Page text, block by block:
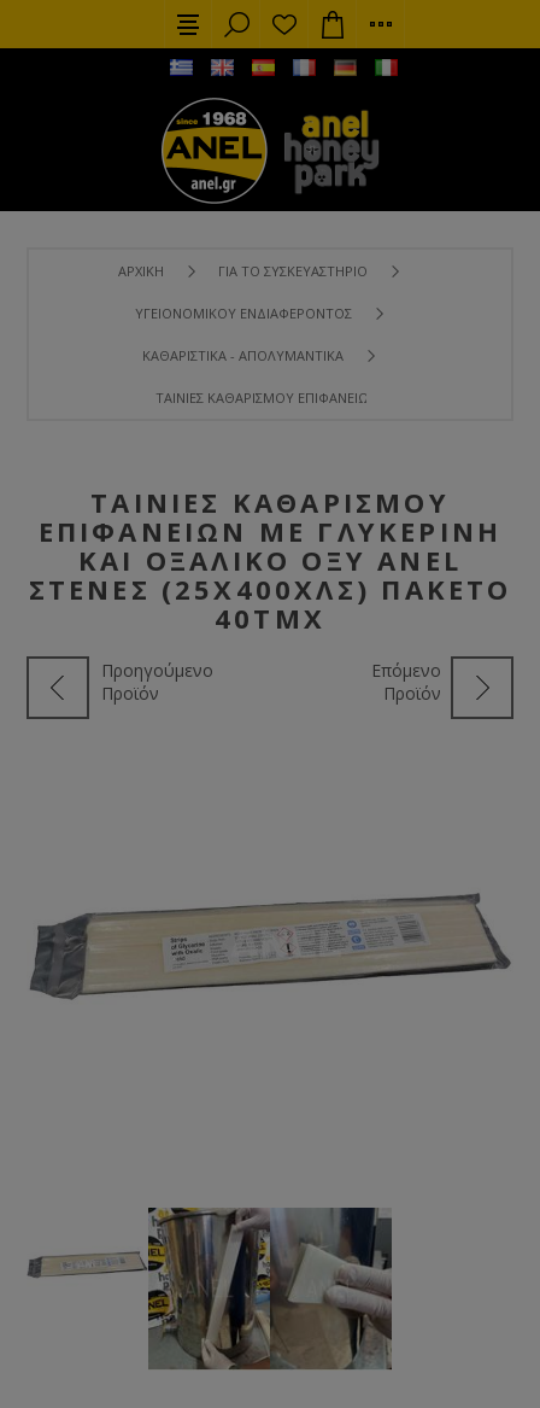
ΑΡΧΙΚΉ ΓΙΑ ΤΟ ΣΥΣΚΕΥΑΣΤΉΡΙΟ
ΥΓΕΙΟΝΟΜΙΚΟΎ ΕΝΔΙΑΦΈΡΟΝΤΟΣ
ΚΑΘΑΡΙΣΤΙΚΆ - ΑΠΟΛΥΜΑΝΤΙΚΆ
ΤΑΙΝΊΕΣ ΚΑΘΑΡΙΣΜΟΎ ΕΠΙΦΑΝΕΊΩΝ ΜΕ ΓΛΥΚΕΡΊΝΗ ΚΑΙ
ΤΑΙΝΊΕΣ ΚΑΘΑΡΙΣΜΟΎ
ΕΠΙΦΑΝΕΊΩΝ ΜΕ ΓΛΥΚΕΡΊΝΗ
ΚΑΙ ΟΞΑΛΙΚΌ ΟΞΎ ANEL
ΣΤΕΝΈΣ (25X400ΧΛΣ) ΠΑΚΈΤΟ
40ΤΜΧ
Προηγούμενο
Προϊόν
Επόμενο
Προϊόν